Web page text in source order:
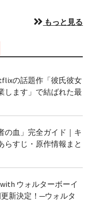
もっと見る
の話題作「彼氏彼女
します」で結ばれた最
の血」完全ガイド｜キ
らすじ・原作情報まと
ウォルターボーイ
新決定！─ウォルタ